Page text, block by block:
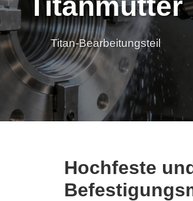
Titan-Bearbeitungsteil
Hochfeste